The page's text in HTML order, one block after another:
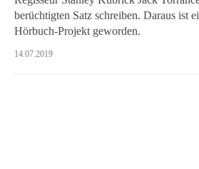
berüchtigten Satz schreiben. Daraus ist
Hörbuch-Projekt geworden.
14.07.2019